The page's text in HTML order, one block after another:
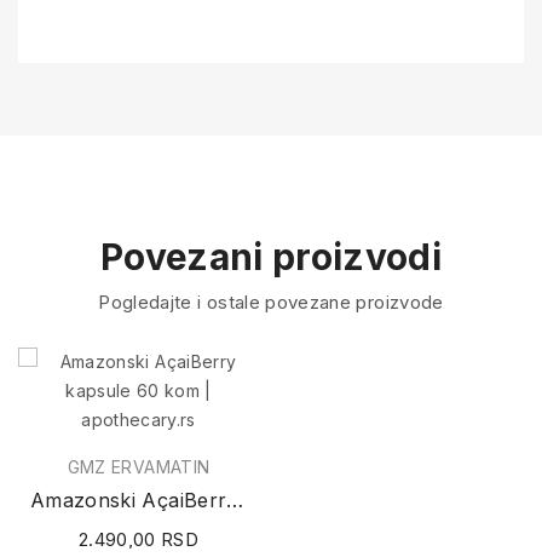
Povezani proizvodi
Pogledajte i ostale povezane proizvode
GMZ ERVAMATIN
Amazonski AçaiBerry kapsule 60 kom
2.490,00 RSD